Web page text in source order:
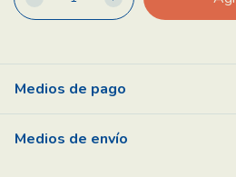
Medios de pago
Medios de envío